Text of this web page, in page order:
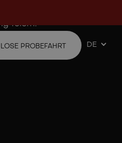
PROBEFAHRT DE
das werden wir nicht
3-jährige Jubiläum von
feiern!